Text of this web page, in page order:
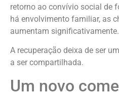
retorno ao convívio social de
há envolvimento familiar, as
aumentam significativamente.
A recuperação deixa de ser
a ser compartilhada.
Um novo